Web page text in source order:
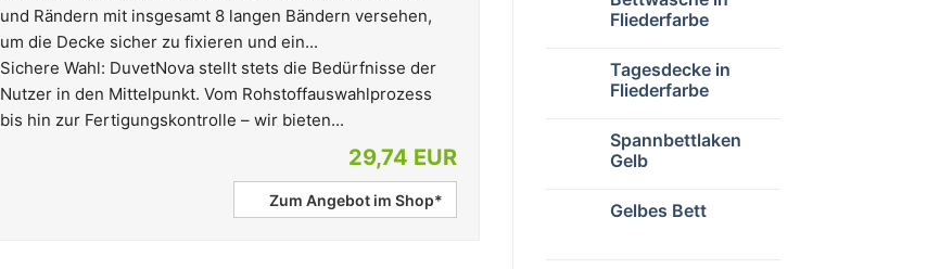
und Rändern mit insgesamt 8 langen Bändern versehen,
um die Decke sicher zu fixieren und ein...
Sichere Wahl: DuvetNova stellt stets die Bedürfnisse der
Nutzer in den Mittelpunkt. Vom Rohstoffauswahlprozess
bis hin zur Fertigungskontrolle – wir bieten...
29,74 EUR
Zum Angebot im Shop*
Fliederfarbe
Tagesdecke in
Fliederfarbe
Spannbettlaken
Gelb
Gelbes Bett